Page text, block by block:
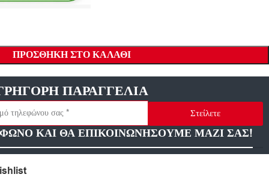
ΠΡΟΣΘΉΚΗ ΣΤΟ ΚΑΛΆΘΙ
ΠΑΡΑΓΓΕΛΙΑ
Στείλετε
ΚΑΙ ΘΑ ΕΠΙΚΟΙΝΩΝΗΣΟΥΜΕ ΜΑΖΙ ΣΑΣ!